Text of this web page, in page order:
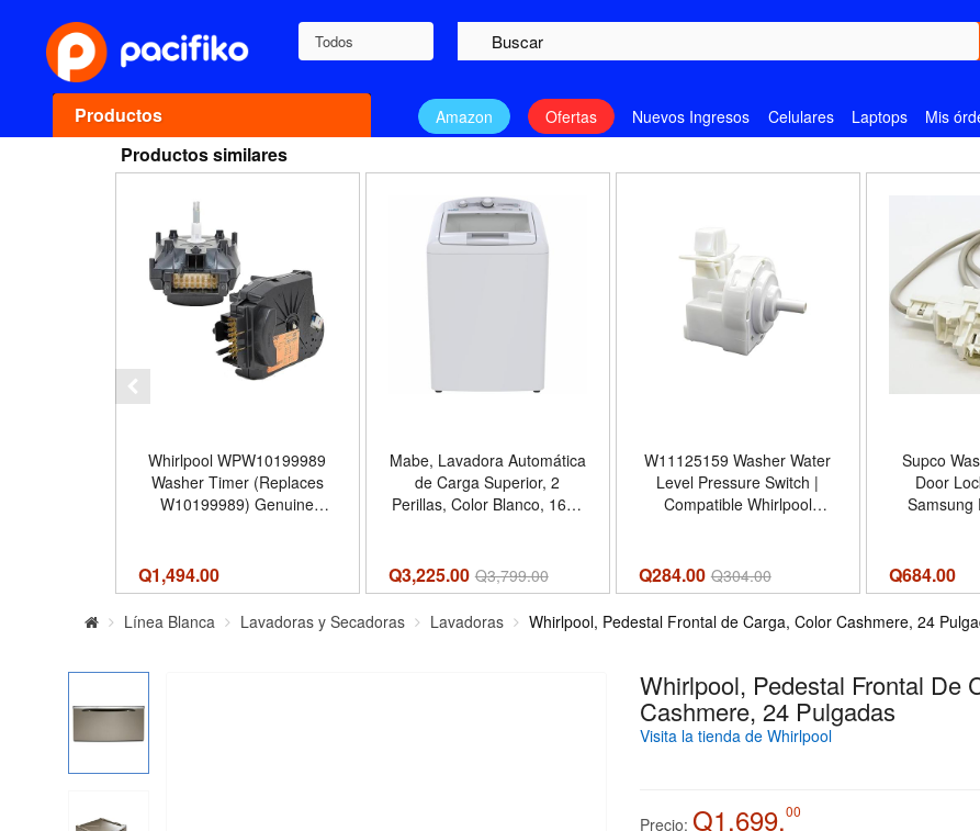
Todos
Productos Amazon Ofertas Nuevos Ingresos Celulares Laptops Mis
Productos similares
Whirlpool WPW10199989
Washer Timer (Replaces
W10199989) Genuine
Q1,494.00
Mabe, Lavadora Automática
de Carga Superior, 2
Perillas, Color Blanco, 16kg
Q3,225.00 Q3,799.00
W11125159 Washer Water
Level Pressure Switch |
Compatible Whirlpool
Q284.00 Q304.00
Supco
Door
Samsung
Q684.00
Línea Blanca Lavadoras y Secadoras Lavadoras Whirlpool, Pedestal Frontal de Carga, Color Cashmere, 24
Whirlpool, Pedestal Frontal De
Cashmere, 24 Pulgadas
Visita la tienda de Whirlpool
Precio: Q1,699.00